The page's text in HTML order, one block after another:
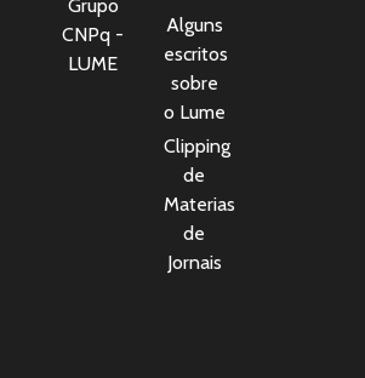
Grupo
CNPq -
LUME
Alguns
escritos
sobre
o Lume
Clipping
de
Materias
de
Jornais